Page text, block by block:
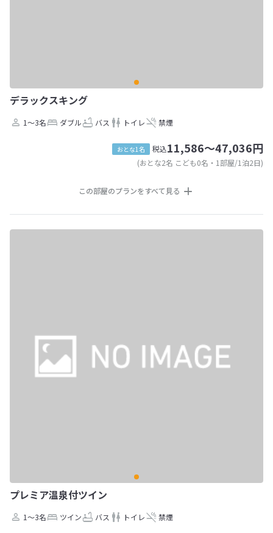
デラックスキング
1～3名 ダブル バス トイレ 禁煙
おとな1名 税込11,586～47,036円
(おとな2名 こども0名・1部屋/1泊2日)
この部屋のプランをすべて見る
プレミア温泉付ツイン
1～3名 ツイン バス トイレ 禁煙